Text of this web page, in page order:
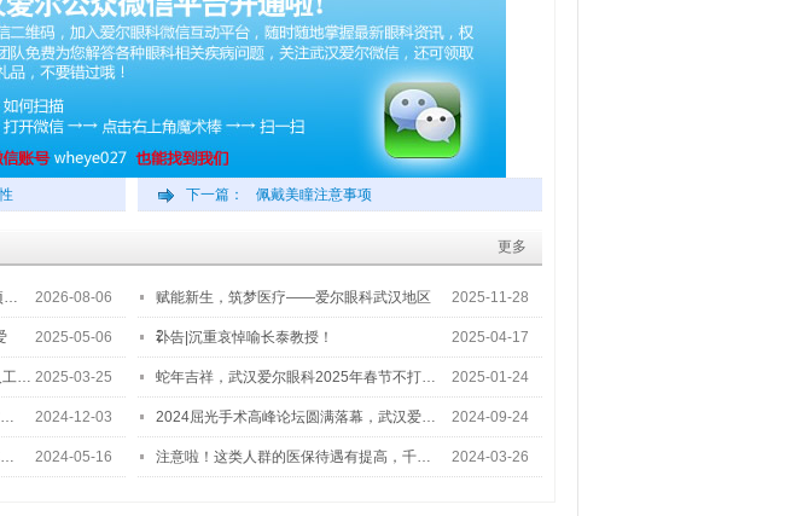
下一篇： 佩戴美瞳注意事项
更多
… 2026-08-06 赋能新生，筑梦医疗——爱尔眼科武汉地区
2…
2025-11-28
2025-05-06 讣告|沉重哀悼喻长泰教授！ 2025-04-17
工… 2025-03-25 蛇年吉祥，武汉爱尔眼科2025年春节不打… 2025-01-24
… 2024-12-03 2024屈光手术高峰论坛圆满落幕，武汉爱… 2024-09-24
… 2024-05-16 注意啦！这类人群的医保待遇有提高，千… 2024-03-26